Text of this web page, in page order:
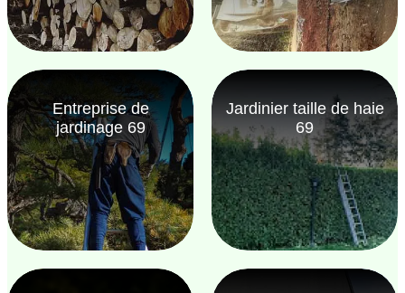
Entreprise de
jardinage 69
Jardinier taille de haie
69